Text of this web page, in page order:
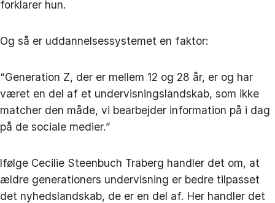
forklarer hun.
Og så er uddannelsessystemet en faktor:
“Generation Z, der er mellem 12 og 28 år, er og har
været en del af et undervisningslandskab, som ikke
matcher den måde, vi bearbejder information på i dag
på de sociale medier.”
Ifølge Cecilie Steenbuch Traberg handler det om, at
ældre generationers undervisning er bedre tilpasset
det nyhedslandskab, de er en del af. Her handler det